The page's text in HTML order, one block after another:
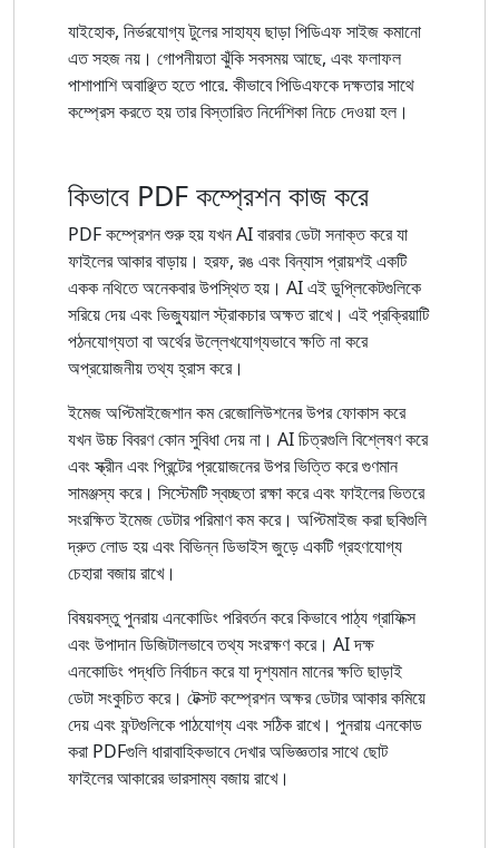
যাইহোক, নির্ভরযোগ্য টুলের সাহায্য ছাড়া পিডিএফ সাইজ কমানো
এত সহজ নয়। গোপনীয়তা ঝুঁকি সবসময় আছে, এবং ফলাফল
পাশাপাশি অবাঞ্ছিত হতে পারে. কীভাবে পিডিএফকে দক্ষতার সাথে
কম্প্রেস করতে হয় তার বিস্তারিত নির্দেশিকা নিচে দেওয়া হল।
কিভাবে PDF কম্প্রেশন কাজ করে
PDF কম্প্রেশন শুরু হয় যখন AI বারবার ডেটা সনাক্ত করে যা
ফাইলের আকার বাড়ায়। হরফ, রঙ এবং বিন্যাস প্রায়শই একটি
একক নথিতে অনেকবার উপস্থিত হয়। AI এই ডুপ্লিকেটগুলিকে
সরিয়ে দেয় এবং ভিজ্যুয়াল স্ট্রাকচার অক্ষত রাখে। এই প্রক্রিয়াটি
পঠনযোগ্যতা বা অর্থের উল্লেখযোগ্যভাবে ক্ষতি না করে
অপ্রয়োজনীয় তথ্য হ্রাস করে।
ইমেজ অপ্টিমাইজেশান কম রেজোলিউশনের উপর ফোকাস করে
যখন উচ্চ বিবরণ কোন সুবিধা দেয় না। AI চিত্রগুলি বিশ্লেষণ করে
এবং স্ক্রীন এবং প্রিন্টের প্রয়োজনের উপর ভিত্তি করে গুণমান
সামঞ্জস্য করে। সিস্টেমটি স্বচ্ছতা রক্ষা করে এবং ফাইলের ভিতরে
সংরক্ষিত ইমেজ ডেটার পরিমাণ কম করে। অপ্টিমাইজ করা ছবিগুলি
দ্রুত লোড হয় এবং বিভিন্ন ডিভাইস জুড়ে একটি গ্রহণযোগ্য
চেহারা বজায় রাখে।
বিষয়বস্তু পুনরায় এনকোডিং পরিবর্তন করে কিভাবে পাঠ্য গ্রাফিক্স
এবং উপাদান ডিজিটালভাবে তথ্য সংরক্ষণ করে। AI দক্ষ
এনকোডিং পদ্ধতি নির্বাচন করে যা দৃশ্যমান মানের ক্ষতি ছাড়াই
ডেটা সংকুচিত করে। টেক্সট কম্প্রেশন অক্ষর ডেটার আকার কমিয়ে
দেয় এবং ফন্টগুলিকে পাঠযোগ্য এবং সঠিক রাখে। পুনরায় এনকোড
করা PDFগুলি ধারাবাহিকভাবে দেখার অভিজ্ঞতার সাথে ছোট
ফাইলের আকারের ভারসাম্য বজায় রাখে।